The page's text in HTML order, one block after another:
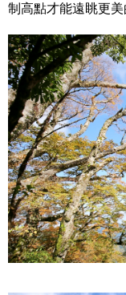
制高點才能遠眺更美